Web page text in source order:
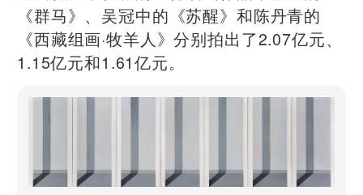
《群马》、吴冠中的《苏醒》和陈丹青的
《西藏组画·牧羊人》分别拍出了2.07亿元、
1.15亿元和1.61亿元。